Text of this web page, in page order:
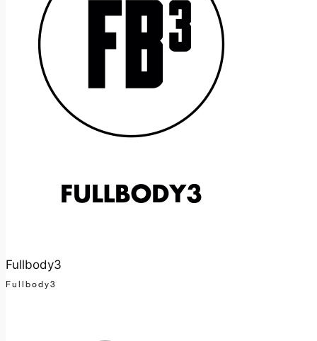
Fullbody3
Fullbody3